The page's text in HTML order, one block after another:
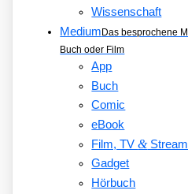
Wissenschaft
Medium Das besprochene
Buch oder Film
App
Buch
Comic
eBook
Film, TV&Stream
Gadget
Hörbuch